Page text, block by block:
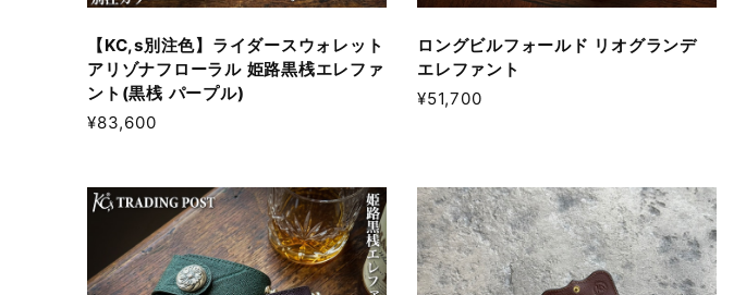
【KC,s別注色】ライダースウォレット
アリゾナフローラル 姫路黒桟エレファ
ント(黒桟 パープル)
¥83,600
ロングビルフォールド リオグランデ
エレファント
¥51,700